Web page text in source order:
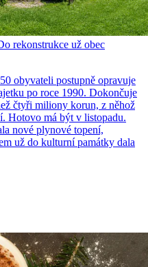
rekonstrukce už obec
obyvateli postupně opravuje
po roce 1990. Dokončuje
čtyři miliony korun, z něhož
Hotovo má být v listopadu.
nové plynové topení,
už do kulturní památky dala